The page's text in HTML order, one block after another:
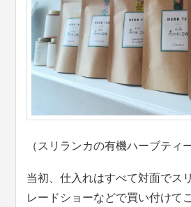
（スリランカの有機ハーブティー
当初、仕入れはすべて対面でス
レードショーなどで買い付けて